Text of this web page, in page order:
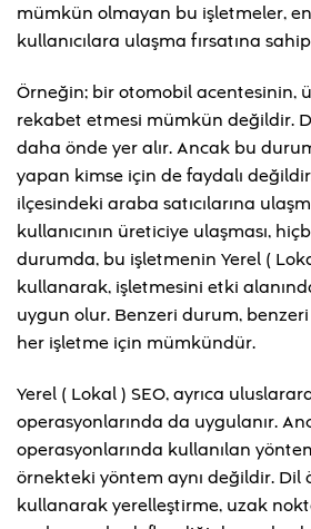
mümkün olmayan bu işletmeler,
kullanıcılara ulaşma fırsatına
Örneğin; bir otomobil acentesinin,
rekabet etmesi mümkün değildir.
daha önde yer alır. Ancak bu
yapan kimse için de faydalı
ilçesindeki araba satıcılarına
kullanıcının üreticiye ulaşması,
durumda, bu işletmenin Yerel (
kullanarak, işletmesini etki
uygun olur. Benzeri durum,
her işletme için mümkündür.
Yerel ( Lokal ) SEO, ayrıca
operasyonlarında da uygulanır.
operasyonlarında kullanılan
örnekteki yöntem aynı değildir. Dil
kullanarak yerelleştirme, uzak